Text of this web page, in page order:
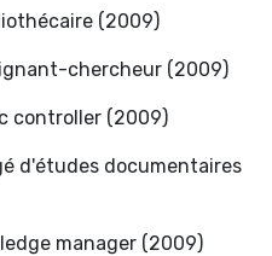
(2009)
chercheur (2009)
controller (2009)
d'études documentaires
manager (2009)